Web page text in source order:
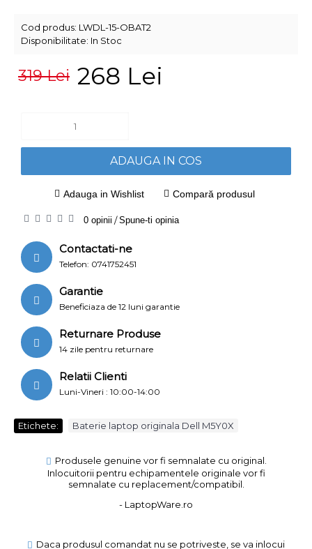
Cod produs: LWDL-15-OBAT2
Disponibilitate: In Stoc
319 Lei 268 Lei
ADAUGA IN COS
Adauga in Wishlist Compară produsul
0 opinii /Spune-ti opinia
Contactati-ne
Telefon: 0741752451
Garantie
Beneficiaza de 12 luni garantie
Returnare Produse
14 zile pentru returnare
Relatii Clienti
Luni-Vineri : 10:00-14:00
Etichete: Baterie laptop originala Dell M5Y0X
Produsele genuine vor fi semnalate cu original.
Inlocuitorii pentru echipamentele originale vor fi
semnalate cu replacement/compatibil.
- LaptopWare.ro
Daca produsul comandat nu se potriveste, se va inlocui